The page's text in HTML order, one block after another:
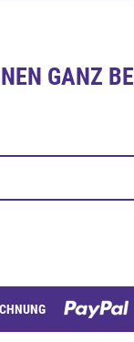
500g
GANZ